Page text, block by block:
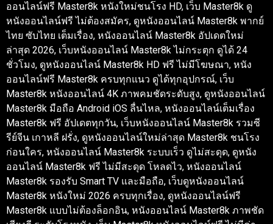
ออนไลน์ฟรี Master8k หนังใหม่ชนโรง HD, เว็บ Master8k ดู
หนังออนไลน์ฟรี ไม่ต้องสมัคร, ดูหนังออนไลน์ Master8k พากย์
ไทย ซับไทย เต็มเรื่อง, หนังออนไลน์ Master8k อัปเดตใหม่
ล่าสุด 2026, เว็บหนังออนไลน์ Master8k ไม่กระตุก ดูได้ 24
ชั่วโมง, ดูหนังออนไลน์ Master8k HD ฟรี ไม่มีโฆษณา, หนัง
ออนไลน์ฟรี Master8k ครบทุกแนว ดูได้ทุกอุปกรณ์, เว็บ
Master8k หนังออนไลน์ 4K ภาพคมชัดระดับสูง, ดูหนังออนไลน์
Master8k มือถือ Android iOS ลื่นไหล, หนังออนไลน์เต็มเรื่อง
Master8k ฟรี อัปเดตทุกวัน, เว็บหนังออนไลน์ Master8k รวมซี
รีย์จีน เกาหลี ฝรั่ง, ดูหนังออนไลน์ใหม่ล่าสุด Master8k ชนโรง
ก่อนใคร, หนังออนไลน์ Master8k ระบบเร็ว ดูไม่สะดุด, ดูหนัง
ออนไลน์ Master8k ฟรี ไม่มีสะดุด โหลดไว, หนังออนไลน์
Master8k รองรับ Smart TV และมือถือ, เว็บดูหนังออนไลน์
Master8k หนังใหม่ 2026 ครบทุกเรื่อง, ดูหนังออนไลน์ฟรี
Master8k แบบไม่ต้องล็อกอิน, หนังออนไลน์ Master8k ภาพชัด